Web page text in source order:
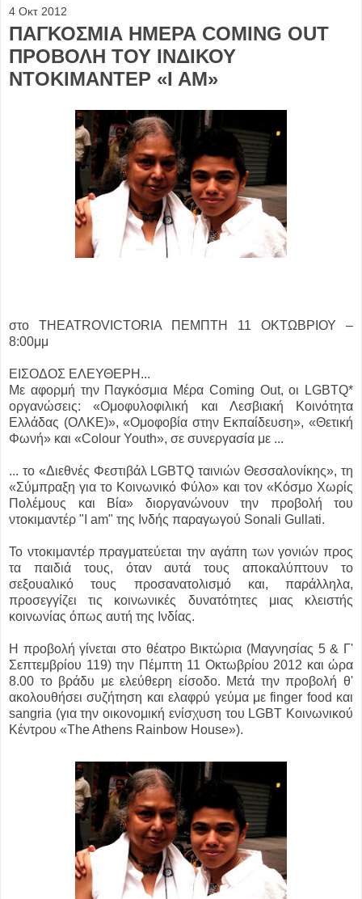
4 Οκτ 2012
ΠΑΓΚΟΣΜΙΑ ΗΜΕΡΑ COMING OUT
ΠΡΟΒΟΛΗ ΤΟΥ ΙΝΔΙΚΟΥ
ΝΤΟΚΙΜΑΝΤΕΡ «I AM»
στο THEATROVICTORIA ΠΕΜΠΤΗ 11 ΟΚΤΩΒΡΙΟΥ –
8:00μμ
ΕΙΣΟΔΟΣ ΕΛΕΥΘΕΡΗ...
Με αφορμή την Παγκόσμια Μέρα Coming Out, οι LGBTQ*
οργανώσεις: «Ομοφυλοφιλική και Λεσβιακή Κοινότητα
Ελλάδας (ΟΛΚΕ)», «Ομοφοβία στην Εκπαίδευση», «Θετική
Φωνή» και «Colour Youth», σε συνεργασία με ...
... το «Διεθνές Φεστιβάλ LGBTQ ταινιών Θεσσαλονίκης», τη
«Σύμπραξη για το Κοινωνικό Φύλο» και τον «Κόσμο Χωρίς
Πολέμους και Βία» διοργανώνουν την προβολή του
ντοκιμαντέρ "I am" της Ινδής παραγωγού Sonali Gullati.
Το ντοκιμαντέρ πραγματεύεται την αγάπη των γονιών προς
τα παιδιά τους, όταν αυτά τους αποκαλύπτουν το
σεξουαλικό τους προσανατολισμό και, παράλληλα,
προσεγγίζει τις κοινωνικές δυνατότητες μιας κλειστής
κοινωνίας όπως αυτή της Ινδίας.
Η προβολή γίνεται στο θέατρο Βικτώρια (Μαγνησίας 5 & Γ'
Σεπτεμβρίου 119) την Πέμπτη 11 Οκτωβρίου 2012 και ώρα
8.00 το βράδυ με ελεύθερη είσοδο. Μετά την προβολή θ'
ακολουθήσει συζήτηση και ελαφρύ γεύμα με finger food και
sangria (για την οικονομική ενίσχυση του LGBT Κοινωνικού
Κέντρου «The Athens Rainbow House»).